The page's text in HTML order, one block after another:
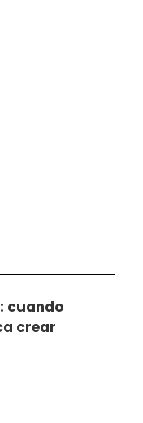
cuando
crear